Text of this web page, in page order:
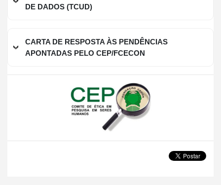
DE DADOS (TCUD)
CARTA DE RESPOSTA ÀS PENDÊNCIAS
APONTADAS PELO CEP/FCECON